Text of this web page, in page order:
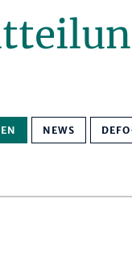
NEWS